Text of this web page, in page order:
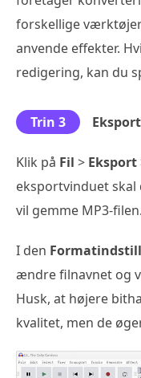
forskellige
anvende effekter.
redigering, kan du
Trin 3
Klik på Fil > Eksport
eksportvinduet
vil gemme MP3-filen.
I den
ændre filnavnet og
Husk, at højere
kvalitet, men de